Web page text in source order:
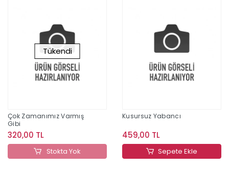
Tükendi
Çok Zamanımız Varmış
Gibi
320,00 TL
Stokta Yok
Kusursuz Yabancı
459,00 TL
Sepete Ekle